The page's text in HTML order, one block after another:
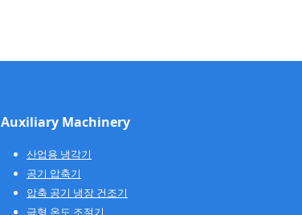
Auxiliary Machinery
산업용 냉각기
공기 압축기
압축 공기 냉장 건조기
금형 온도 조절기